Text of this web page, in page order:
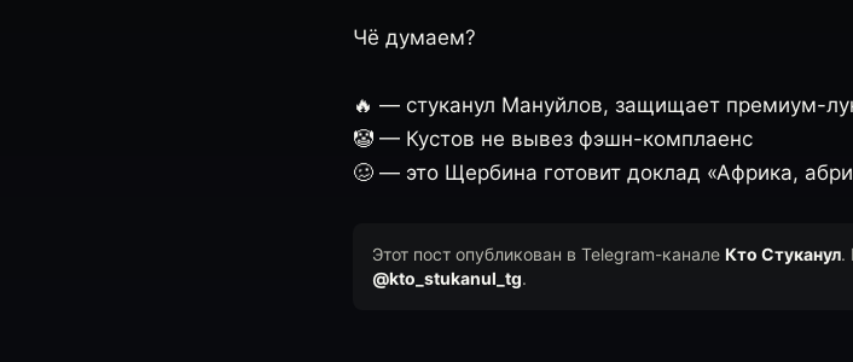
Чё думаем?
🔥 — стуканул Мануйлов, защищает премиум-
🤡 — Кустов не вывез фэшн-комплаенс
🥴 — это Щербина готовит доклад «Африка,
Этот пост опубликован в Telegram-канале Кто Стуканул.
@kto_stukanul_tg.